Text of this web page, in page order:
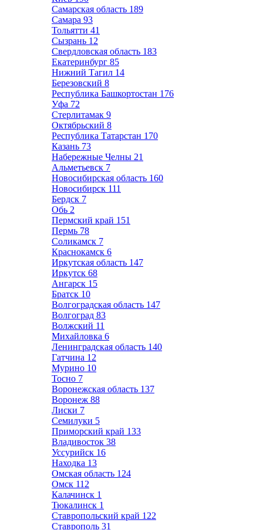
Самарская область 189
Самара 93
Тольятти 41
Сызрань 12
Свердловская область 183
Екатеринбург 85
Нижний Тагил 14
Березовский 8
Республика Башкортостан 176
Уфа 72
Стерлитамак 9
Октябрьский 8
Республика Татарстан 170
Казань 73
Набережные Челны 21
Альметьевск 7
Новосибирская область 160
Новосибирск 111
Бердск 7
Обь 2
Пермский край 151
Пермь 78
Соликамск 7
Краснокамск 6
Иркутская область 147
Иркутск 68
Ангарск 15
Братск 10
Волгоградская область 147
Волгоград 83
Волжский 11
Михайловка 6
Ленинградская область 140
Гатчина 12
Мурино 10
Тосно 7
Воронежская область 137
Воронеж 88
Лиски 7
Семилуки 5
Приморский край 133
Владивосток 38
Уссурийск 16
Находка 13
Омская область 124
Омск 112
Калачинск 1
Тюкалинск 1
Ставропольский край 122
Ставрополь 31